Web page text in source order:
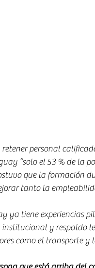
personal
“solo el 53 % de la
que la formación
tanto la
ya tiene experiencias
institucional y respaldo
como el transporte y